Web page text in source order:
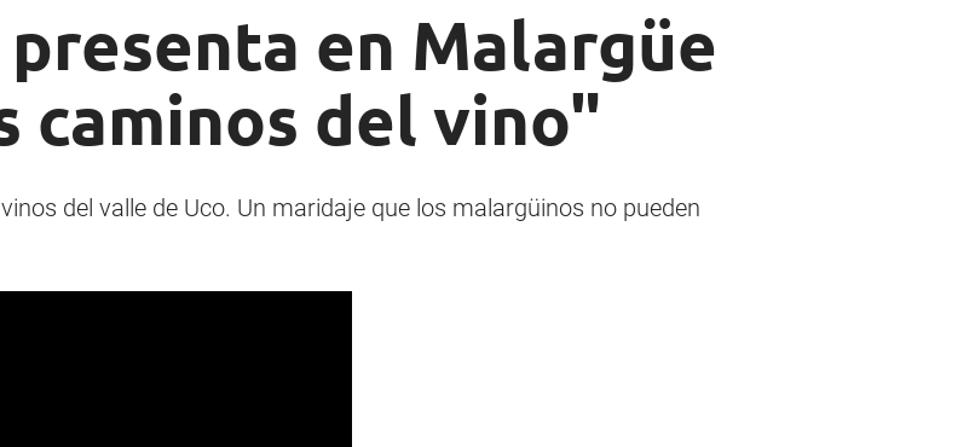
presenta en Malargüe
caminos del vino"
del valle de Uco. Un maridaje que los malargüinos no pueden